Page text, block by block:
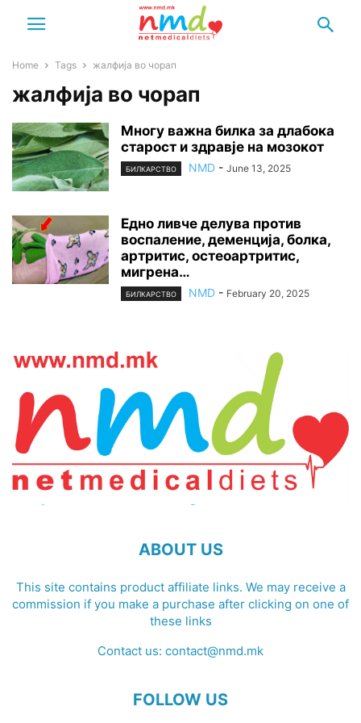
Home Tags жалфија во чорап
жалфија во чорап
Многу важна билка за длабока
старост и здравје на мозокот
БИЛКАРСТВО NMD - June 13, 2025
Едно ливче делува против
воспаление, деменција, болка,
артритис, остеоартритис,
мигрена…
БИЛКАРСТВО NMD - February 20, 2025
ABOUT US
This site contains product affiliate links. We may receive a
commission if you make a purchase after clicking on one of
these links
Contact us: contact@nmd.mk
FOLLOW US